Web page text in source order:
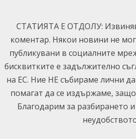
content
СТАТИЯТА Е ОТДОЛУ:
коментар. Някои новини не
публикувани в социалните
бисквитките е задължително
на ЕС. Ние НЕ събираме лични
помагат да се издържаме,
Благодарим за разбирането